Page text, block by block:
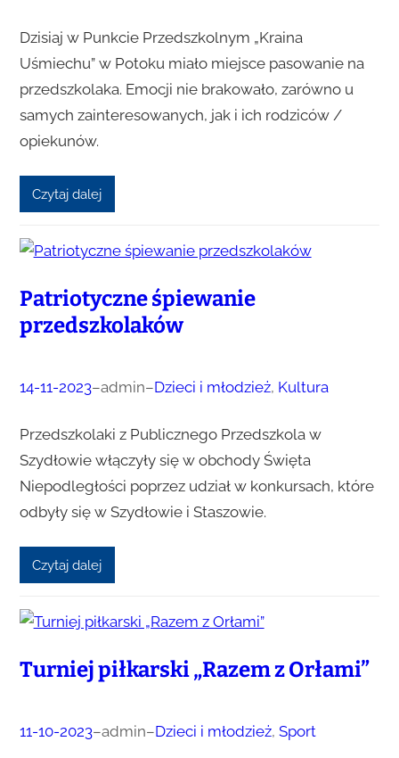
Dzisiaj w Punkcie Przedszkolnym „Kraina
Uśmiechu” w Potoku miało miejsce pasowanie na
przedszkolaka. Emocji nie brakowało, zarówno u
samych zainteresowanych, jak i ich rodziców /
opiekunów.
Czytaj dalej
Patriotyczne śpiewanie
przedszkolaków
14-11-2023–admin–Dzieci i młodzież, Kultura
Przedszkolaki z Publicznego Przedszkola w
Szydłowie włączyły się w obchody Święta
Niepodległości poprzez udział w konkursach, które
odbyły się w Szydłowie i Staszowie.
Czytaj dalej
Turniej piłkarski „Razem z Orłami”
11-10-2023–admin–Dzieci i młodzież, Sport